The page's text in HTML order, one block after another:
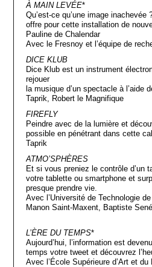
À MAIN LEVÉE*
Qu’est-ce qu’une image
offre pour cette installation de
Pauline de Chalendar
Avec le Fresnoy et l’équipe de
DICE KLUB
Dice Klub est un instrument
rejouer
la musique d’un spectacle à l’aide
Taprik, Robert le Magnifique
FIREFLY
Peindre avec de la lumière et
possible en pénétrant dans cette
Taprik
ATMO’SPHÈRES
Et si vous preniez le contrôle d’un
votre tablette ou smartphone et
presque prendre vie.
Avec l’Université de Technologie
Manon Saint-Maxent, Baptiste
L’ÈRE DU TEMPS*
Aujourd’hui, l’information est
temps votre tweet et découvrez
Avec l’École Supérieure d’Art et